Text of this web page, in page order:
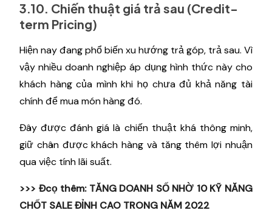
3.10. Chiến thuật giá trả sau (Credit-
term Pricing)
Hiện nay đang phổ biến xu hướng trả góp, trả sau. Vì
vậy nhiều doanh nghiệp áp dụng hình thức này cho
khách hàng của mình khi họ chưa đủ khả năng tài
chính để mua món hàng đó.
Đây được đánh giá là chiến thuật khá thông minh,
giữ chân được khách hàng và tăng thêm lợi nhuận
qua việc tính lãi suất.
>>> Đcọ thêm: TĂNG DOANH SỐ NHỜ 10 KỸ NĂNG
CHỐT SALE ĐỈNH CAO TRONG NĂM 2022